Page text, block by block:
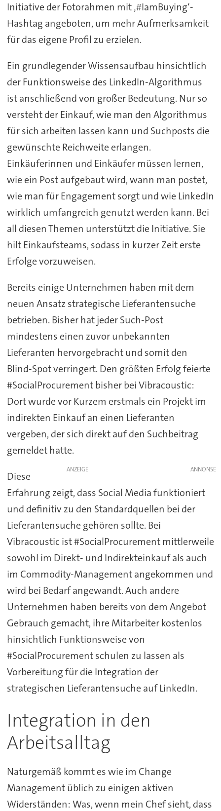
Initiative der Fotorahmen mit ‚#IamBuying‘-
Hashtag angeboten, um mehr Aufmerksamkeit
für das eigene Profil zu erzielen.
Ein grundlegender Wissensaufbau hinsichtlich
der Funktionsweise des LinkedIn-Algorithmus
ist anschließend von großer Bedeutung. Nur so
versteht der Einkauf, wie man den Algorithmus
für sich arbeiten lassen kann und Suchposts die
gewünschte Reichweite erlangen.
Einkäuferinnen und Einkäufer müssen lernen,
wie ein Post aufgebaut wird, wann man postet,
wie man für Engagement sorgt und wie LinkedIn
wirklich umfangreich genutzt werden kann. Bei
all diesen Themen unterstützt die Initiative. Sie
hilt Einkaufsteams, sodass in kurzer Zeit erste
Erfolge vorzuweisen.
Bereits einige Unternehmen haben mit dem
neuen Ansatz strategische Lieferantensuche
betrieben. Bisher hat jeder Such-Post
mindestens einen zuvor unbekannten
Lieferanten hervorgebracht und somit den
Blind-Spot verringert. Den größten Erfolg feierte
#SocialProcurement bisher bei Vibracoustic:
Dort wurde vor Kurzem erstmals ein Projekt im
indirekten Einkauf an einen Lieferanten
vergeben, der sich direkt auf den Suchbeitrag
gemeldet hatte.
ANZEIGE
Diese
Erfahrung zeigt, dass Social Media funktioniert
und definitiv zu den Standardquellen bei der
Lieferantensuche gehören sollte. Bei
Vibracoustic ist #SocialProcurement mittlerweile
sowohl im Direkt- und Indirekteinkauf als auch
im Commodity-Management angekommen und
wird bei Bedarf angewandt. Auch andere
Unternehmen haben bereits von dem Angebot
Gebrauch gemacht, ihre Mitarbeiter kostenlos
hinsichtlich Funktionsweise von
#SocialProcurement schulen zu lassen als
Vorbereitung für die Integration der
strategischen Lieferantensuche auf LinkedIn.
Integration in den
Arbeitsalltag
Naturgemäß kommt es wie im Change
Management üblich zu einigen aktiven
Widerständen: Was, wenn mein Chef sieht, dass